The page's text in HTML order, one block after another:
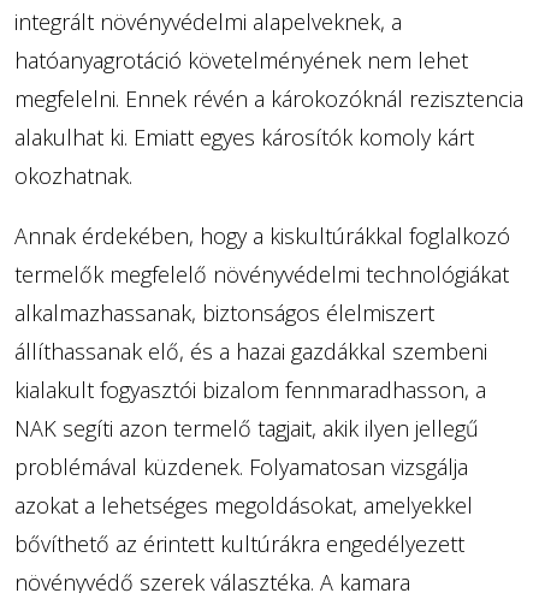
integrált növényvédelmi alapelveknek, a
hatóanyagrotáció követelményének nem lehet
megfelelni. Ennek révén a károkozóknál rezisztencia
alakulhat ki. Emiatt egyes károsítók komoly kárt
okozhatnak.
Annak érdekében, hogy a kiskultúrákkal foglalkozó
termelők megfelelő növényvédelmi technológiákat
alkalmazhassanak, biztonságos élelmiszert
állíthassanak elő, és a hazai gazdákkal szembeni
kialakult fogyasztói bizalom fennmaradhasson, a
NAK segíti azon termelő tagjait, akik ilyen jellegű
problémával küzdenek. Folyamatosan vizsgálja
azokat a lehetséges megoldásokat, amelyekkel
bővíthető az érintett kultúrákra engedélyezett
növényvédő szerek választéka. A kamara